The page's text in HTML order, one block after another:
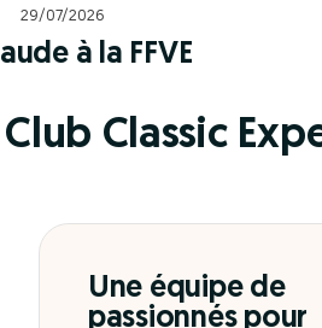
29/07/2026
à la FFVE
Classic
Une équipe de
passionnés pour